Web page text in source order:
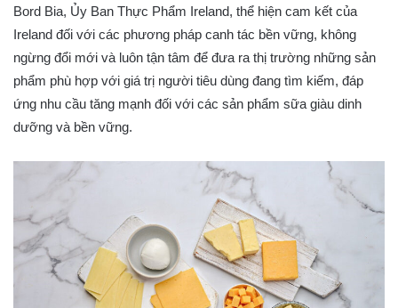
Bord Bia, Ủy Ban Thực Phẩm Ireland, thể hiện cam kết của
Ireland đối với các phương pháp canh tác bền vững, không
ngừng đổi mới và luôn tận tâm để đưa ra thị trường những sản
phẩm phù hợp với giá trị người tiêu dùng đang tìm kiếm, đáp
ứng nhu cầu tăng mạnh đối với các sản phẩm sữa giàu dinh
dưỡng và bền vững.